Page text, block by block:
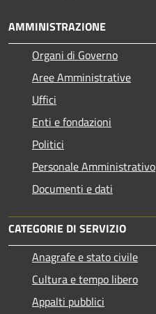
AMMINISTRAZIONE
Organi di Governo
Aree Amministrative
Uffici
Enti e fondazioni
Politici
Personale Amministrativo
Documenti e dati
CATEGORIE DI SERVIZIO
Anagrafe e stato civile
Cultura e tempo libero
Appalti pubblici